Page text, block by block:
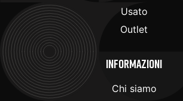
Usato
Outlet
Informazioni
Chi siamo